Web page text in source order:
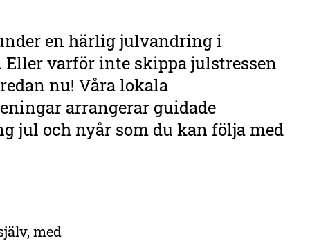
en härlig julvandring i
Eller varför inte skippa julstressen
nu! Våra lokala
arrangerar guidade
jul och nyår som du kan följa med
med